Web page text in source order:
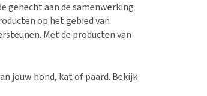
gehecht aan de samenwerking
op het gebied van
Met de producten van
jouw hond, kat of paard. Bekijk